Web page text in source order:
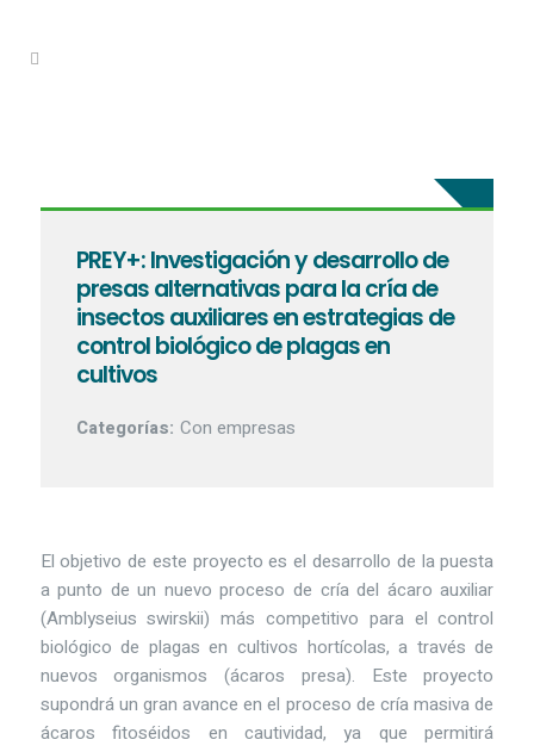
PREY+: Investigación y desarrollo de
presas alternativas para la cría de
insectos auxiliares en estrategias de
control biológico de plagas en
cultivos
Categorías: Con empresas
El objetivo de este proyecto es el desarrollo de la puesta
a punto de un nuevo proceso de cría del ácaro auxiliar
(Amblyseius swirskii) más competitivo para el control
biológico de plagas en cultivos hortícolas, a través de
nuevos organismos (ácaros presa). Este proyecto
supondrá un gran avance en el proceso de cría masiva de
ácaros fitoséidos en cautividad, ya que permitirá